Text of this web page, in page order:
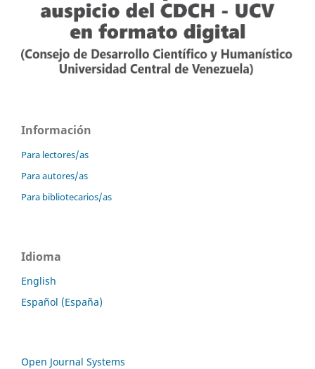
Información
Para lectores/as
Para autores/as
Para bibliotecarios/as
Idioma
English
Español (España)
Open Journal Systems